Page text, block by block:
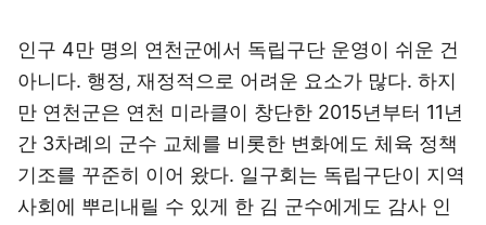
인구 4만 명의 연천군에서 독립구단 운영이 쉬운 건
아니다. 행정, 재정적으로 어려운 요소가 많다. 하지
만 연천군은 연천 미라클이 창단한 2015년부터 11년
간 3차례의 군수 교체를 비롯한 변화에도 체육 정책
기조를 꾸준히 이어 왔다. 일구회는 독립구단이 지역
사회에 뿌리내릴 수 있게 한 김 군수에게도 감사 인